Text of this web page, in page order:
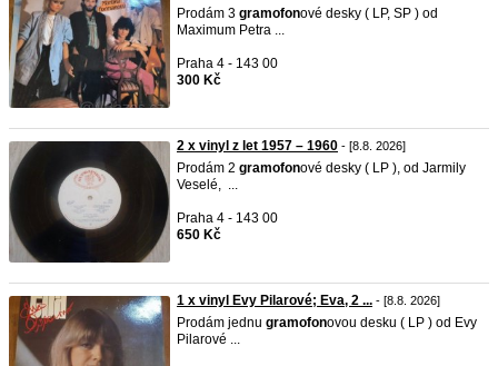
Prodám 3 gramofonové desky ( LP, SP ) od
Maximum Petra ...
Praha 4 - 143 00
300 Kč
2 x vinyl z let 1957 – 1960 - [8.8. 2026]
Prodám 2 gramofonové desky ( LP ), od Jarmily
Veselé, ...
Praha 4 - 143 00
650 Kč
1 x vinyl Evy Pilarové; Eva, 2 ... - [8.8. 2026]
Prodám jednu gramofonovou desku ( LP ) od Evy
Pilarové ...